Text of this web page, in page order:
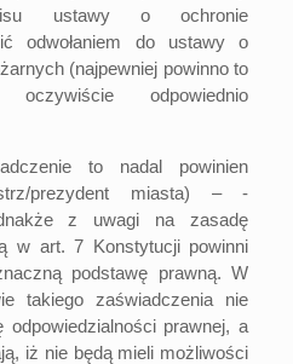
ustawy o ochronie
odwołaniem do ustawy o
(najpewniej powinno to
odpowiednio
to nadal powinien
prezydent miasta) –
z uwagi na zasadę
w art. 7 Konstytucji powinni
podstawę prawną. W
takiego zaświadczenia nie
prawnej, a
iż nie będą mieli możliwości